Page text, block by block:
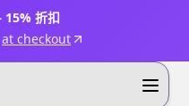
折扣
at checkout